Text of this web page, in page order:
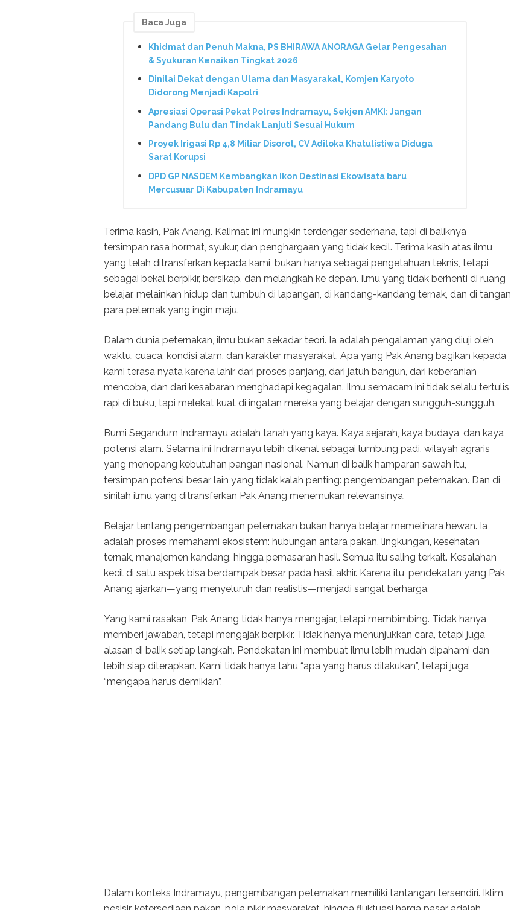
Baca Juga
Khidmat dan Penuh Makna, PS BHIRAWA ANORAGA Gelar Pengesahan
& Syukuran Kenaikan Tingkat 2026
Dinilai Dekat dengan Ulama dan Masyarakat, Komjen Karyoto
Didorong Menjadi Kapolri
Apresiasi Operasi Pekat Polres Indramayu, Sekjen AMKI: Jangan
Pandang Bulu dan Tindak Lanjuti Sesuai Hukum
Proyek Irigasi Rp 4,8 Miliar Disorot, CV Adiloka Khatulistiwa Diduga
Sarat Korupsi
DPD GP NASDEM Kembangkan Ikon Destinasi Ekowisata baru
Mercusuar Di Kabupaten Indramayu
Terima kasih, Pak Anang. Kalimat ini mungkin terdengar sederhana, tapi di baliknya
tersimpan rasa hormat, syukur, dan penghargaan yang tidak kecil. Terima kasih atas ilmu
yang telah ditransferkan kepada kami, bukan hanya sebagai pengetahuan teknis, tetapi
sebagai bekal berpikir, bersikap, dan melangkah ke depan. Ilmu yang tidak berhenti di ruang
belajar, melainkan hidup dan tumbuh di lapangan, di kandang-kandang ternak, dan di tangan
para peternak yang ingin maju.
Dalam dunia peternakan, ilmu bukan sekadar teori. Ia adalah pengalaman yang diuji oleh
waktu, cuaca, kondisi alam, dan karakter masyarakat. Apa yang Pak Anang bagikan kepada
kami terasa nyata karena lahir dari proses panjang, dari jatuh bangun, dari keberanian
mencoba, dan dari kesabaran menghadapi kegagalan. Ilmu semacam ini tidak selalu tertulis
rapi di buku, tapi melekat kuat di ingatan mereka yang belajar dengan sungguh-sungguh.
Bumi Segandum Indramayu adalah tanah yang kaya. Kaya sejarah, kaya budaya, dan kaya
potensi alam. Selama ini Indramayu lebih dikenal sebagai lumbung padi, wilayah agraris
yang menopang kebutuhan pangan nasional. Namun di balik hamparan sawah itu,
tersimpan potensi besar lain yang tidak kalah penting: pengembangan peternakan. Dan di
sinilah ilmu yang ditransferkan Pak Anang menemukan relevansinya.
Belajar tentang pengembangan peternakan bukan hanya belajar memelihara hewan. Ia
adalah proses memahami ekosistem: hubungan antara pakan, lingkungan, kesehatan
ternak, manajemen kandang, hingga pemasaran hasil. Semua itu saling terkait. Kesalahan
kecil di satu aspek bisa berdampak besar pada hasil akhir. Karena itu, pendekatan yang Pak
Anang ajarkan—yang menyeluruh dan realistis—menjadi sangat berharga.
Yang kami rasakan, Pak Anang tidak hanya mengajar, tetapi membimbing. Tidak hanya
memberi jawaban, tetapi mengajak berpikir. Tidak hanya menunjukkan cara, tetapi juga
alasan di balik setiap langkah. Pendekatan ini membuat ilmu lebih mudah dipahami dan
lebih siap diterapkan. Kami tidak hanya tahu “apa yang harus dilakukan”, tetapi juga
“mengapa harus demikian”.
Dalam konteks Indramayu, pengembangan peternakan memiliki tantangan tersendiri. Iklim